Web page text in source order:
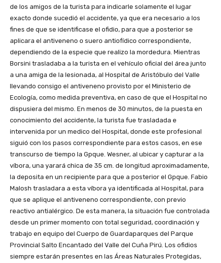
de los amigos de la turista para indicarle solamente el lugar
exacto donde sucedió el accidente, ya que era necesario a los
fines de que se identificase el ofidio, para que a posterior se
aplicara el antiveneno o suero antiofídico correspondiente,
dependiendo de la especie que realizo la mordedura. Mientras
Borsini trasladaba a la turista en el vehículo oficial del área junto
a una amiga de la lesionada, al Hospital de Aristóbulo del Valle
llevando consigo el antiveneno provisto por el Ministerio de
Ecología, como medida preventiva, en caso de que el Hospital no
dispusiera del mismo. En menos de 30 minutos, de la puesta en
conocimiento del accidente, la turista fue trasladada e
intervenida por un medico del Hospital, donde este profesional
siguió con los pasos correspondiente para estos casos, en ese
transcurso de tiempo la Gpque. Wesner, al ubicar y capturar a la
víbora, una yarará chica de 35 cm. de longitud aproximadamente,
la deposita en un recipiente para que a posterior el Gpque. Fabio
Malosh trasladara a esta víbora ya identificada al Hospital, para
que se aplique el antiveneno correspondiente, con previo
reactivo antialérgico. De esta manera, la situación fue controlada
desde un primer momento con total seguridad, coordinación y
trabajo en equipo del Cuerpo de Guardaparques del Parque
Provincial Salto Encantado del Valle del Cuña Pirú. Los ofidios
siempre estarán presentes en las Áreas Naturales Protegidas,